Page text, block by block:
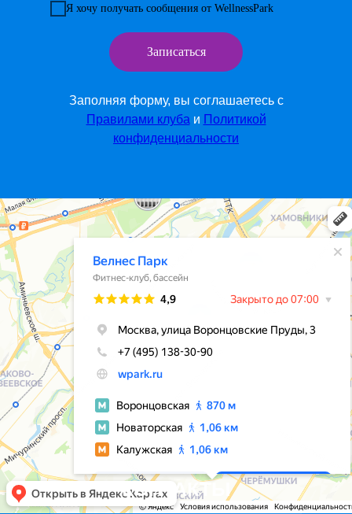
Я хочу получать сообщения от WellnessPark
Записаться
Заполняя форму, вы соглашаетесь с
Правилами клуба и Политикой
конфиденциальности
КОНТАКТЫ